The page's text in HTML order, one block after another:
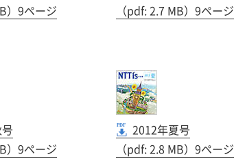
）9ページ
（pdf: 2.7 MB）9ページ
）9ページ
2012年夏号
（pdf: 2.8 MB）9ページ